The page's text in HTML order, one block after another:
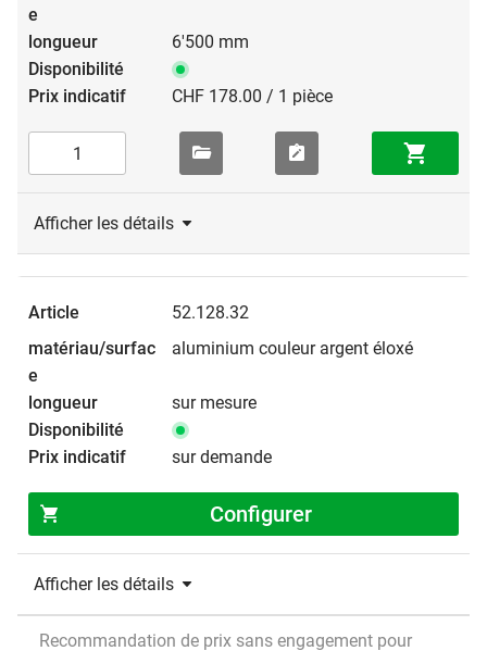
6'500 mm
CHF 178.00 / 1 pièce
Afficher les détails
52.128.32
aluminium couleur argent éloxé
sur mesure
sur demande
Configurer
Afficher les détails
Recommandation de prix sans engagement pour